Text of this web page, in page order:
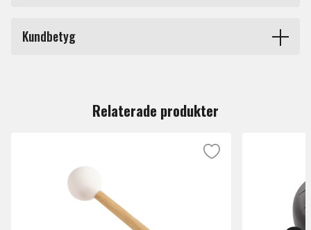
sänkbart och går att justera precis som du vill. Stativet
har black chrome-finish.
Kundbetyg
Relaterade produkter